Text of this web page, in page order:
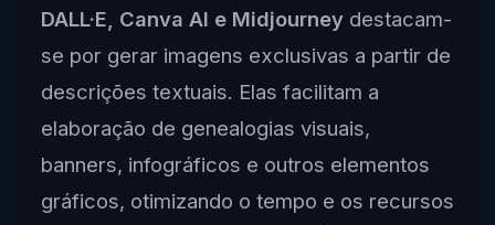
DALL·E, Canva AI e Midjourneydestacam-
se por gerar imagens exclusivas a partir de
descrições textuais. Elas facilitam a
elaboração de genealogias visuais,
banners, infográficos e outros elementos
gráficos, otimizando o tempo e os recursos